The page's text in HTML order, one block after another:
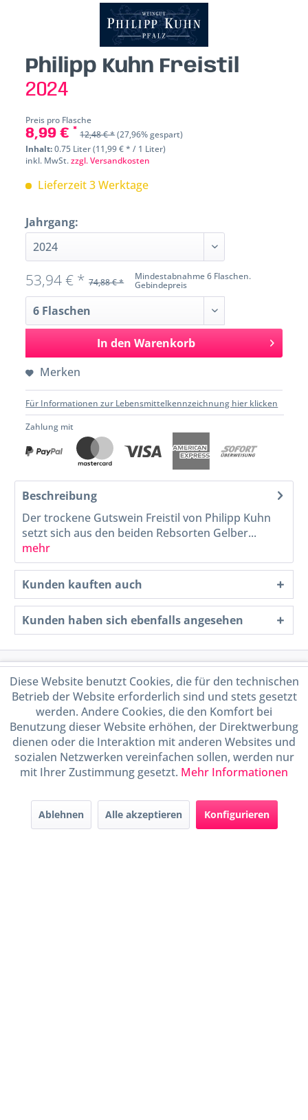
Philipp Kuhn Freistil
2024
Preis pro Flasche
8,99 € * 12,48 € *(27,96% gespart)
Inhalt:0.75 Liter (11,99 € * / 1 Liter)
inkl. MwSt.zzgl. Versandkosten
Lieferzeit 3 Werktage
Jahrgang:
Mindestabnahme 6 Flaschen.
Gebindepreis
53,94 € * 74,88 € *
In den Warenkorb
Merken
Für Informationen zur Lebensmittelkennzeichnung hier klicken
Zahlung mit
Beschreibung
Der trockene Gutswein Freistil von Philipp Kuhn
setzt sich aus den beiden Rebsorten Gelber...
mehr
Kunden kauften auch
Kunden haben sich ebenfalls angesehen
Service Hotline
Shop Service
Informationen
Handel mit BIO-Weinen
durch DE-ÖKO-009
Diese Website benutzt Cookies, die für den technischen
Betrieb der Website erforderlich sind und stets gesetzt
werden. Andere Cookies, die den Komfort bei
Benutzung dieser Website erhöhen, der Direktwerbung
dienen oder die Interaktion mit anderen Websites und
sozialen Netzwerken vereinfachen sollen, werden nur
mit Ihrer Zustimmung gesetzt. Mehr Informationen
Ablehnen Alle akzeptieren Konfigurieren